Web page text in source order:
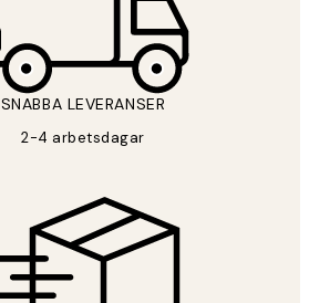
SNABBA LEVERANSER
2-4 arbetsdagar